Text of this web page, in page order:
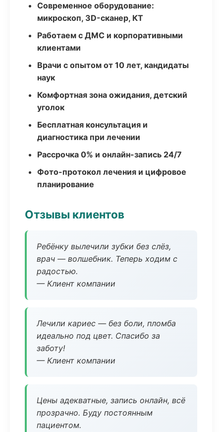
Современное оборудование:
микроскоп, 3D-сканер, КТ
Работаем с ДМС и корпоративными
клиентами
Врачи с опытом от 10 лет, кандидаты
наук
Комфортная зона ожидания, детский
уголок
Бесплатная консультация и
диагностика при лечении
Рассрочка 0% и онлайн-запись 24/7
Фото-протокол лечения и цифровое
планирование
Отзывы клиентов
Ребёнку вылечили зубки без слёз,
врач — волшебник. Теперь ходим с
радостью.
— Клиент компании
Лечили кариес — без боли, пломба
идеально под цвет. Спасибо за
заботу!
— Клиент компании
Цены адекватные, запись онлайн, всё
прозрачно. Буду постоянным
пациентом.